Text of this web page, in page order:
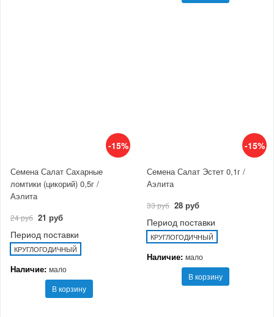
-15%
Семена Салат Сахарные
ломтики (цикорий) 0,5г /
Аэлита
24 руб 21 руб
Период поставки
КРУГЛОГОДИЧНЫЙ
Наличие: мало
В корзину
-15%
Семена Салат Эстет 0,1г /
Аэлита
33 руб 28 руб
Период поставки
КРУГЛОГОДИЧНЫЙ
Наличие: мало
В корзину